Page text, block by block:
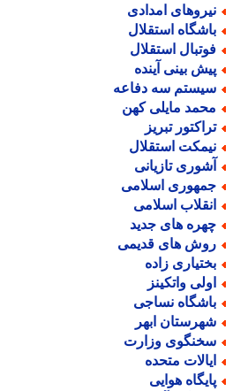
امدادی
استقلال
استقلال
بینی آینده
سه دفاعه
مایلی کهن
تبریز
استقلال
تازیانی
اسلامی
اسلامی
های جدید
های قدیمی
زاده
واتکینز
نساجی
ابهر
وزارت
متحده
هوایی